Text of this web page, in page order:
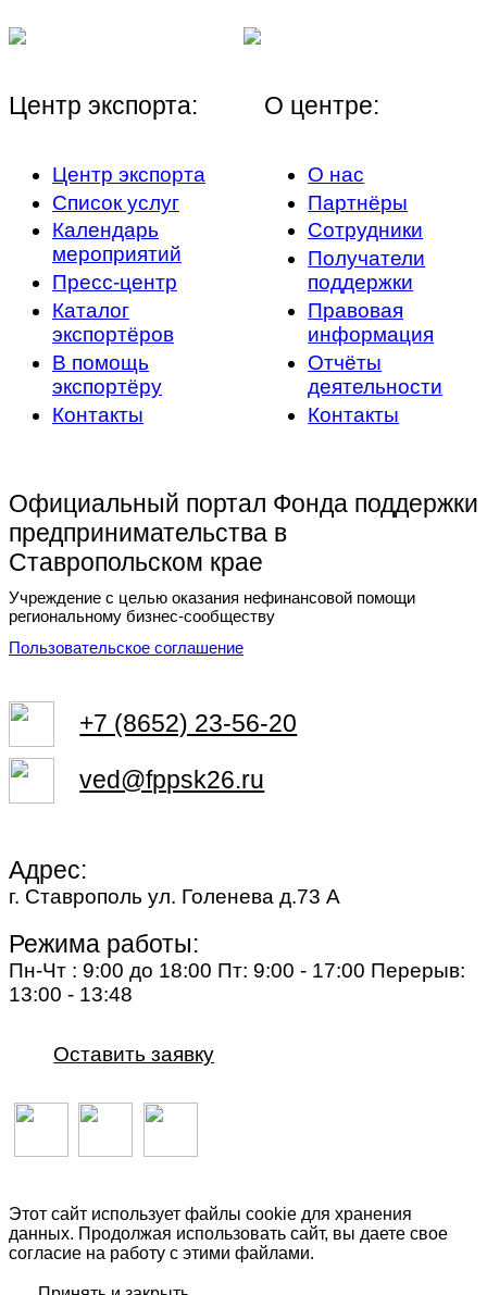
Центр экспорта:
Центр экспорта
Список услуг
Календарь
мероприятий
Пресс-центр
Каталог
экспортёров
В помощь
экспортёру
Контакты
О центре:
О нас
Партнёры
Сотрудники
Получатели
поддержки
Правовая
информация
Отчёты
деятельности
Контакты
Официальный портал Фонда поддержки
предпринимательства в
Ставропольском крае
Учреждение с целью оказания нефинансовой помощи
региональному бизнес-сообществу
Пользовательское соглашение
+7 (8652) 23-56-20
ved@fppsk26.ru
Адрес:
г. Ставрополь ул. Голенева д.73 A
Режима работы:
Пн-Чт : 9:00 до 18:00 Пт: 9:00 - 17:00 Перерыв:
13:00 - 13:48
Оставить заявку
Этот сайт использует файлы cookie для хранения
данных. Продолжая использовать сайт, вы даете свое
согласие на работу с этими файлами.